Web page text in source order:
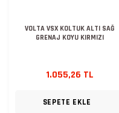
VOLTA VSX KOLTUK ALTI SAĞ
GRENAJ KOYU KIRMIZI
1.055,26 TL
SEPETE EKLE